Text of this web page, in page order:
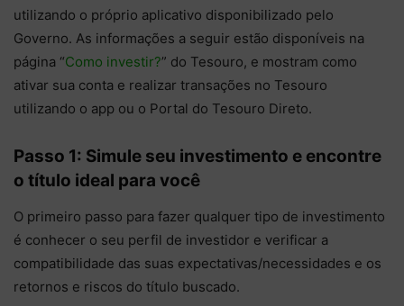
utilizando o próprio aplicativo disponibilizado pelo
Governo. As informações a seguir estão disponíveis na
página “Como investir?” do Tesouro, e mostram como
ativar sua conta e realizar transações no Tesouro
utilizando o app ou o Portal do Tesouro Direto.
Passo 1: Simule seu investimento e encontre
o título ideal para você
O primeiro passo para fazer qualquer tipo de investimento
é conhecer o seu perfil de investidor e verificar a
compatibilidade das suas expectativas/necessidades e os
retornos e riscos do título buscado.